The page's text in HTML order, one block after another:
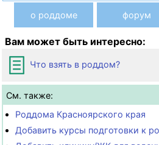
о роддоме форум
Вам может быть интересно:
Что взять в роддом?
См. также:
Роддома Красноярского края
Добавить курсы подготовки к